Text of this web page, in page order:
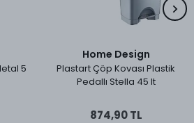
5
Home Design
Plastart Çöp Kovası Plastik
Pedallı Stella 45 lt
874,90 TL